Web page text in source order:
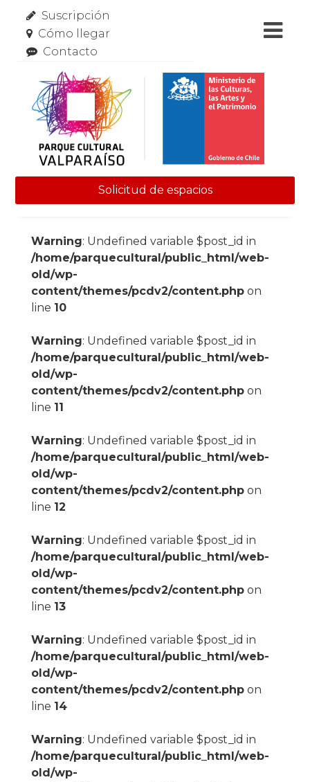
Suscripción
Cómo llegar
Contacto
Solicitud de espacios
Warning: Undefined variable $post_id in
/home/parquecultural/public_html/web-
old/wp-
content/themes/pcdv2/content.phpon
line 10
Warning: Undefined variable $post_id in
/home/parquecultural/public_html/web-
old/wp-
content/themes/pcdv2/content.phpon
line 11
Warning: Undefined variable $post_id in
/home/parquecultural/public_html/web-
old/wp-
content/themes/pcdv2/content.phpon
line 12
Warning: Undefined variable $post_id in
/home/parquecultural/public_html/web-
old/wp-
content/themes/pcdv2/content.phpon
line 13
Warning: Undefined variable $post_id in
/home/parquecultural/public_html/web-
old/wp-
content/themes/pcdv2/content.phpon
line 14
Warning: Undefined variable $post_id in
/home/parquecultural/public_html/web-
old/wp-